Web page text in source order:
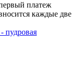
платеж
каждые две
пудровая